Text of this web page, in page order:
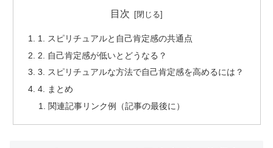
目次
1. スピリチュアルと自己肯定感の共通点
2. 自己肯定感が低いとどうなる？
3. スピリチュアルな方法で自己肯定感を高めるには？
4. まとめ
関連記事リンク例（記事の最後に）